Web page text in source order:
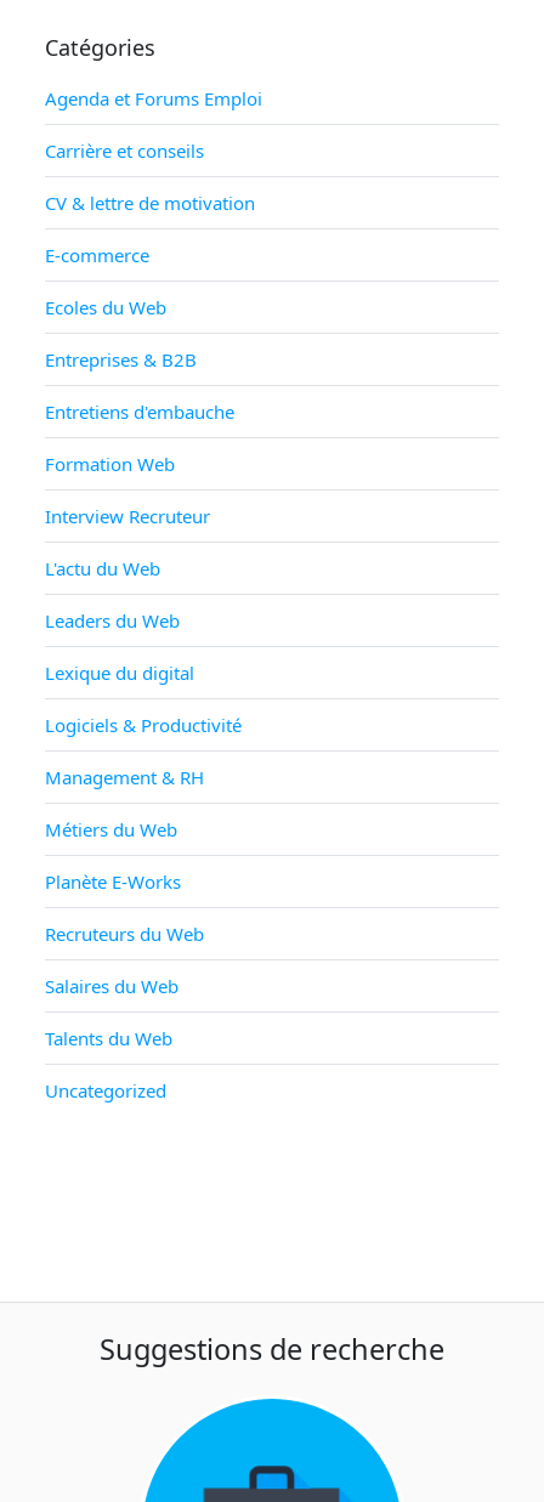
Catégories
Agenda et Forums Emploi
Carrière et conseils
CV & lettre de motivation
E-commerce
Ecoles du Web
Entreprises & B2B
Entretiens d'embauche
Formation Web
Interview Recruteur
L'actu du Web
Leaders du Web
Lexique du digital
Logiciels & Productivité
Management & RH
Métiers du Web
Planète E-Works
Recruteurs du Web
Salaires du Web
Talents du Web
Uncategorized
Suggestions de recherche